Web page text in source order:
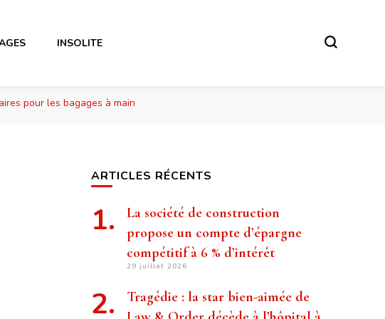
INSOLITE
pour les bagages à main
ARTICLES RÉCENTS
La société de construction
propose un compte d’épargne
compétitif à 6 % d’intérêt
29 juillet 2026
Tragédie : la star bien-aimée de